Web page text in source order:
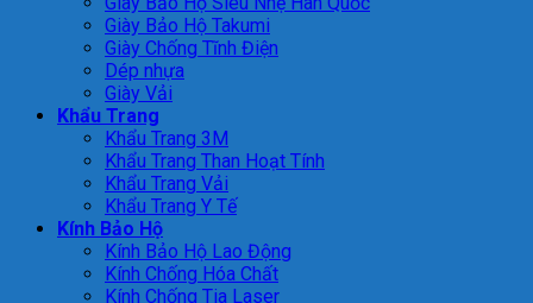
Giày Bảo Hộ Takumi
Giày Chống Tĩnh Điện
Dép nhựa
Giày Vải
Khẩu Trang
Khẩu Trang 3M
Khẩu Trang Than Hoạt Tính
Khẩu Trang Vải
Khẩu Trang Y Tế
Kính Bảo Hộ
Kính Bảo Hộ Lao Động
Kính Chống Hóa Chất
Kính Chống Tia Laser